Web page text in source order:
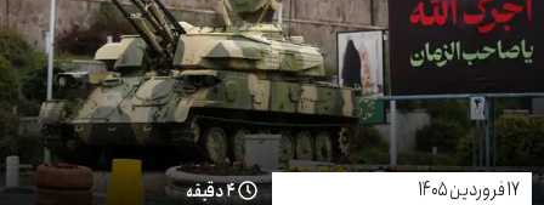
۱۷ فروردین ۱۴۰۵ ۴ دقیقه